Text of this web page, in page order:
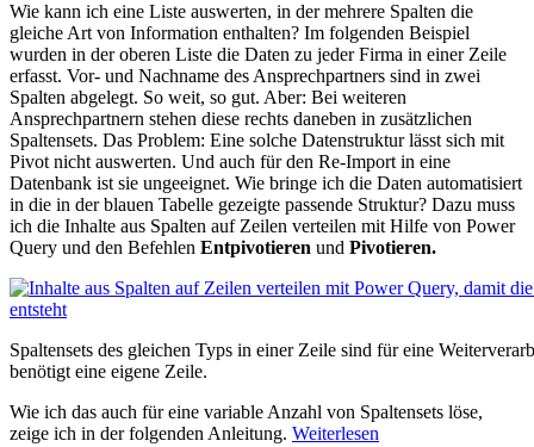
Wie kann ich eine Liste auswerten, in der mehrere Spalten die
gleiche Art von Information enthalten? Im folgenden Beispiel
wurden in der oberen Liste die Daten zu jeder Firma in einer Zeile
erfasst. Vor- und Nachname des Ansprechpartners sind in zwei
Spalten abgelegt. So weit, so gut. Aber: Bei weiteren
Ansprechpartnern stehen diese rechts daneben in zusätzlichen
Spaltensets. Das Problem: Eine solche Datenstruktur lässt sich mit
Pivot nicht auswerten. Und auch für den Re-Import in eine
Datenbank ist sie ungeeignet. Wie bringe ich die Daten automatisiert
in die in der blauen Tabelle gezeigte passende Struktur? Dazu muss
ich die Inhalte aus Spalten auf Zeilen verteilen mit Hilfe von Power
Query und den Befehlen Entpivotieren und Pivotieren.
Spaltensets des gleichen Typs in einer Zeile sind für eine
benötigt eine eigene Zeile.
Wie ich das auch für eine variable Anzahl von Spaltensets löse,
zeige ich in der folgenden Anleitung. Weiterlesen